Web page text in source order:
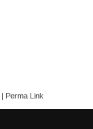
| Perma Link